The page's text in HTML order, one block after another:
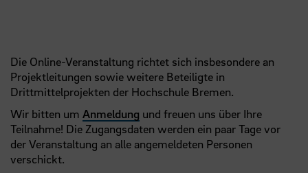
Die Online-Veranstaltung richtet sich insbesondere an
Projektleitungen sowie weitere Beteiligte in
Drittmittelprojekten der Hochschule Bremen.
Wir bitten um Anmeldung und freuen uns über Ihre
Teilnahme! Die Zugangsdaten werden ein paar Tage vor
der Veranstaltung an alle angemeldeten Personen
verschickt.